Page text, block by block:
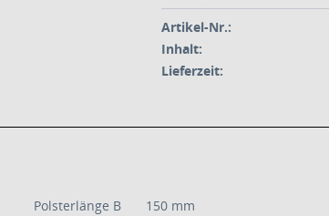
Artikel-Nr.:
Inhalt:
Lieferzeit:
Polsterlänge B
150 mm